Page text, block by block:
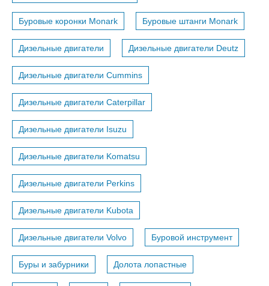
Буровые коронки Monark Буровые штанги Monark
Дизельные двигатели Дизельные двигатели Deutz
Дизельные двигатели Cummins
Дизельные двигатели Caterpillar
Дизельные двигатели Isuzu
Дизельные двигатели Komatsu
Дизельные двигатели Perkins
Дизельные двигатели Kubota
Дизельные двигатели Volvo Буровой инструмент
Буры и забурники Долота лопастные